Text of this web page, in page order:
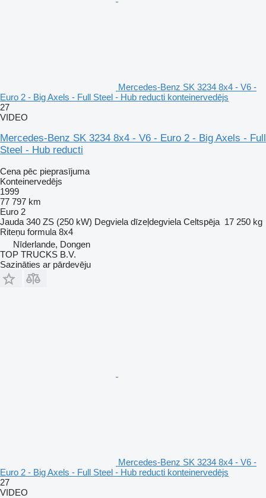
Mercedes-Benz SK 3234 8x4 - V6 -
Euro 2 - Big Axels - Full Steel - Hub reducti konteinervedējs
27
VIDEO
Mercedes-Benz SK 3234 8x4 - V6 - Euro 2 - Big Axels - Full
Steel - Hub reducti
Cena pēc pieprasījuma
Konteinervedējs
1999
77 797 km
Euro 2
Jauda 340 ZS (250 kW) Degviela dīzeļdegviela Celtspēja 17 250 kg
Riteņu formula 8x4
Nīderlande, Dongen
TOP TRUCKS B.V.
Sazināties ar pārdevēju
Mercedes-Benz SK 3234 8x4 - V6 -
Euro 2 - Big Axels - Full Steel - Hub reducti konteinervedējs
27
VIDEO